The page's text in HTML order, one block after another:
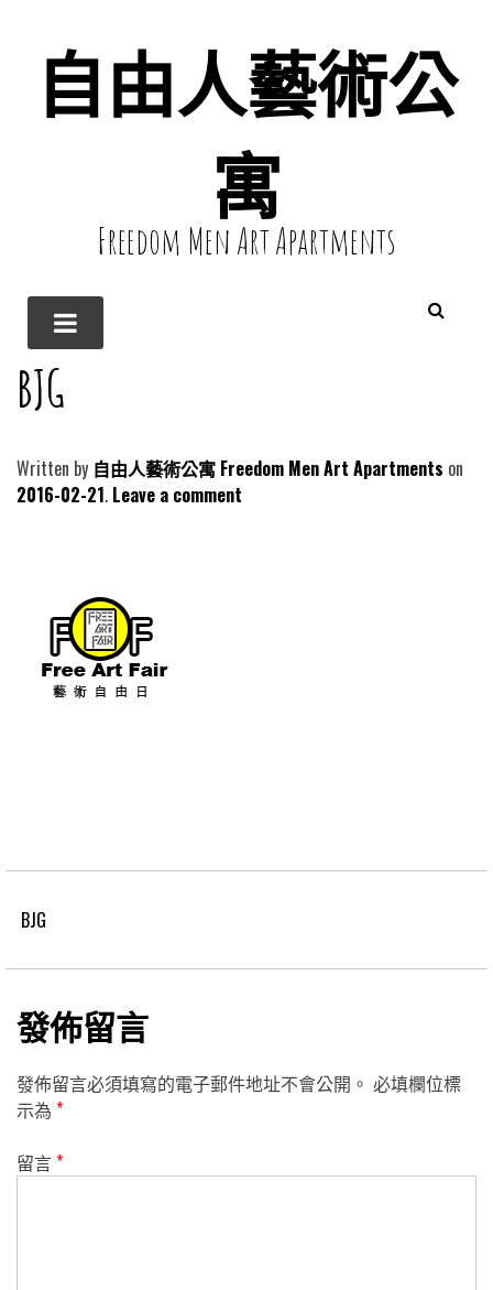
自由人藝術公
寓
Freedom Men Art Apartments
BJG
Written by 自由人藝術公寓 Freedom Men Art Apartments
2016-02-21 Leave a comment
BJG
發佈留言
發佈留言必須填寫的電子郵件地址不會公開。 必填欄位標
示為 *
留言*